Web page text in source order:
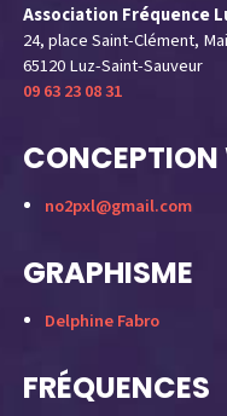
Association Fréquence
24, place Saint-Clément,
65120 Luz-Saint-Sauveur
09 63 23 08 31
CONCEPTION
no2pxl@gmail.com
GRAPHISME
Delphine Fabro
FRÉQUENCES